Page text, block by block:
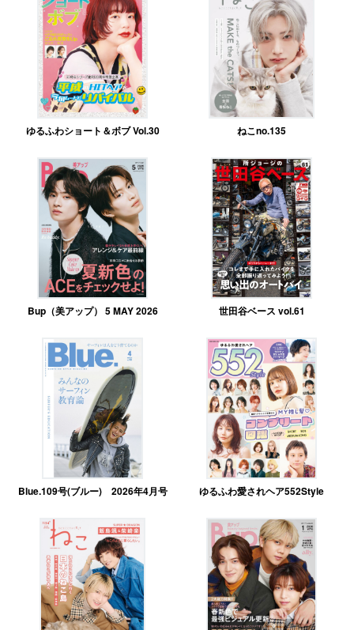
ゆるふわショート＆ボブ Vol.30 ねこno.135
Bup（美アップ） 5 MAY 2026 世田谷ベース vol.61
Blue.109号(ブルー) 2026年4月号 ゆるふわ愛されヘア552Style